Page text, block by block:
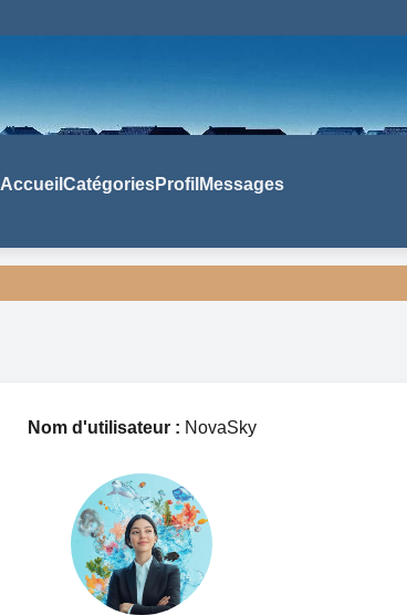
Accueil CatégoriesProfil Messages
Nom d'utilisateur : NovaSky